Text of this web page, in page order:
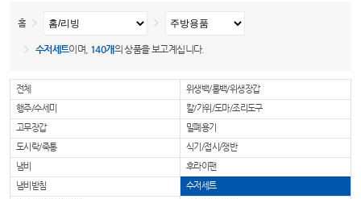
홈
수저세트이며, 140개의 상품을 보고계십니다.
전체
위생백/롤백/위생장갑
행주/수세미
칼/가위/도마/조리도구
고무장갑
밀폐용기
도시락/죽통
식기/접시/쟁반
냄비
후라이팬
냄비받침
수저세트